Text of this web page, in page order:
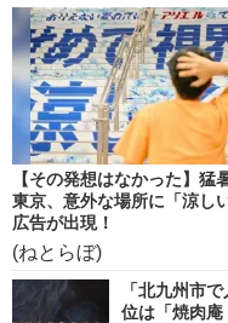
【その発想はなかった】猛
東京、意外な場所に「涼し
広告が出現！
(ねとらぼ)
「北九州市
位は「焼肉